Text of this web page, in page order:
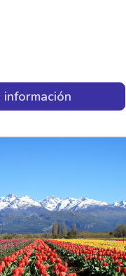
información